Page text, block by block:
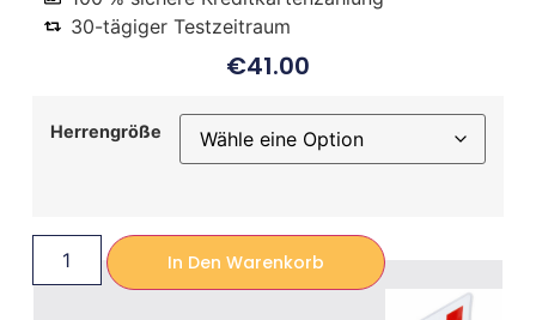
30-tägiger Testzeitraum
€41.00
Herrengröße
In Den Warenkorb